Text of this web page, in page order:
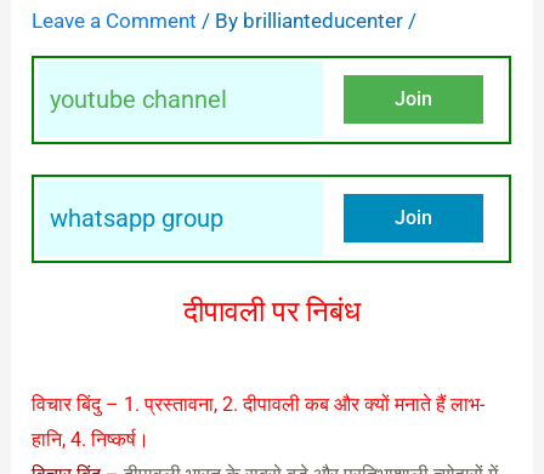
Leave a Comment / By brillianteducenter /
youtube channel Join
whatsapp group Join
दीपावली पर निबंध
विचार बिंदु – 1. प्रस्तावना, 2. दीपावली कब और क्यों मनाते हैं लाभ-
हानि, 4. निष्कर्ष।